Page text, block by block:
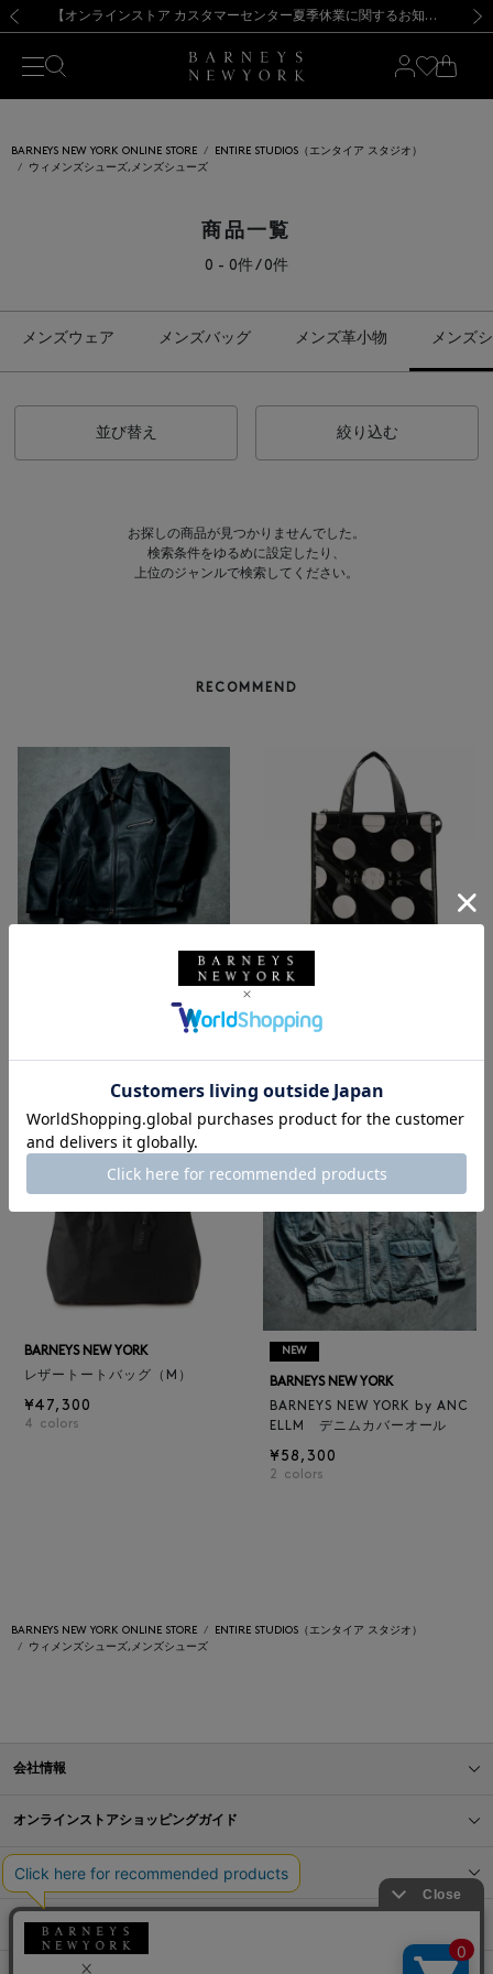
新規登録のお客様も対象！＜MY BARNEYS＞会員のお客様は11,000円（税込）以上のお買上げで常時送料無料！お買い物の際は会員登録を！
【夏季休業に伴う出荷一時停止のお知らせ】(2026.8.7) 【オンラインストア カスタマーセンター夏季休業に関するお知らせ】（2026.8.7）
【夏季休業に伴う返品・交換承り一時停止のお知らせ】（2026.8.5）
熊本県を中心とした地震の影響によるお荷物のお届けについて
【開催中】SUMMER SALEのご案内・ご注意事項 新規登録のお客様も対象！＜MY BARNEYS＞会員のお客様は11,000円（税込）以上のお買上げで常時送料無料！お買い物の際は会員登録を！
【夏季休業に伴う出荷一時停止のお知らせ】(2026.8.7)
BARNEYS NEW YORK ONLINE STORE
ENTIRE STUDIOS（エンタイア スタジオ）
ウィメンズシューズ,メンズシューズ
商品一覧
0 - 0件 / 0件
メンズウェア メンズバッグ メンズ革小物 メンズ
並び替え 絞り込む
お探しの商品が見つかりませんでした。
検索条件をゆるめに設定したり、
上位のジャンルで検索してください。
RECOMMEND
BARNEYS NEW YORK by ANC
NEW
BARNEYS NEW YORK
ロゴ入りPVC保冷トートバッ
¥6,600
BARNEYS NEW YORK
レザートートバッグ（M）
¥47,300
4 colors
NEW
BARNEYS NEW YORK
BARNEYS NEW YORK by ANC
ELLM デニムカバーオール
¥58,300
2 colors
BARNEYS NEW YORK ONLINE STORE
ENTIRE STUDIOS（エンタイア スタジオ）
ウィメンズシューズ,メンズシューズ
会社情報
オンラインストアショッピングガイド
店舗情報
サービス